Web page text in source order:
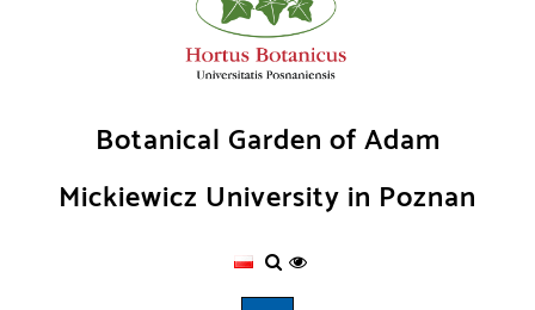
Botanical Garden of Adam
Mickiewicz University in Poznan